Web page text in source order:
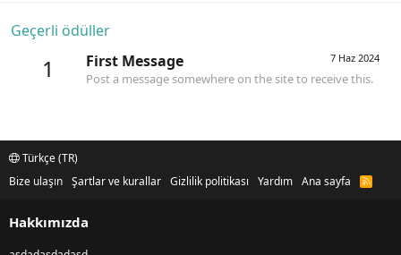
Geçerli ödüller
1 7 Haz 2024
First Message
Post a message somewhere on the site to receive this.
Türkçe (TR)
Bize ulaşın Şartlar ve kurallar Gizlilik politikası Yardım Ana sayfa
R
Hakkımızda